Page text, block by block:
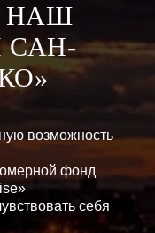
НАШ
САН-
возможность
фонд
себя